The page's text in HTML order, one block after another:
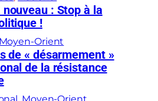
: Stop à la
!
Moyen-Orient
de « désarmement »
de la résistance